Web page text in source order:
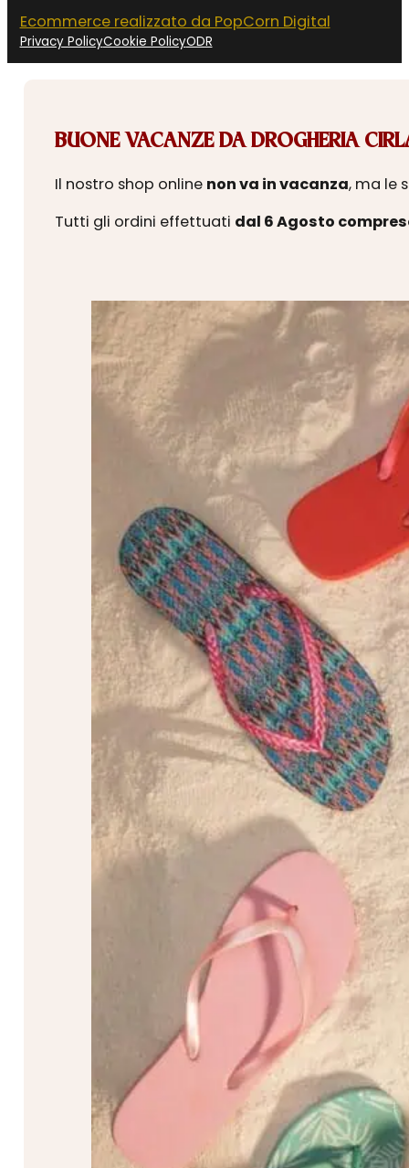
Ecommerce realizzato da PopCorn Digital
Privacy PolicyCookie PolicyODR
BUONE VACANZE DA DROGHERIA
Il nostro shop online non va in vacanza, ma le
Tutti gli ordini effettuati dal 6 Agosto